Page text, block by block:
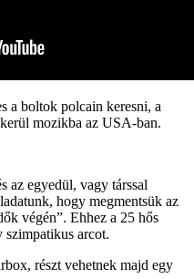
a boltok polcain keresni, a
mozikba az USA-ban.
az egyedül, vagy társsal
hogy megmentsük az
végén”. Ehhez a 25 hős
szimpatikus arcot.
részt vehetnek majd egy